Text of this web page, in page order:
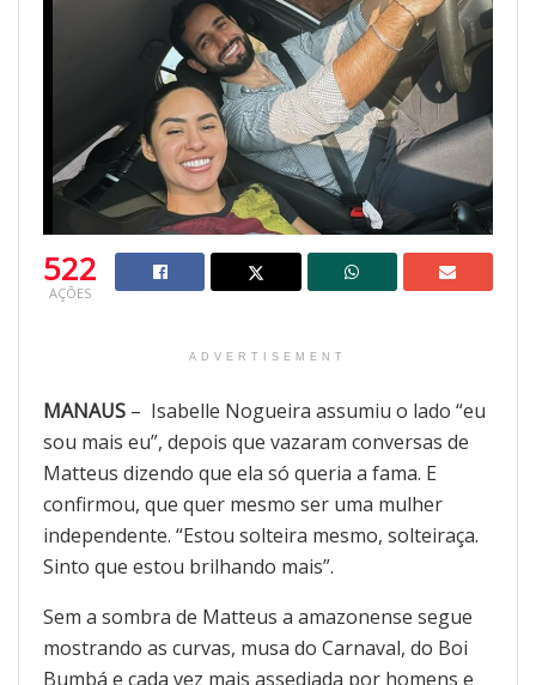
522
AÇÕES
ADVERTISEMENT
MANAUS – Isabelle Nogueira assumiu o lado “eu
sou mais eu”, depois que vazaram conversas de
Matteus dizendo que ela só queria a fama. E
confirmou, que quer mesmo ser uma mulher
independente. “Estou solteira mesmo, solteiraça.
Sinto que estou brilhando mais”.
Sem a sombra de Matteus a amazonense segue
mostrando as curvas, musa do Carnaval, do Boi
Bumbá e cada vez mais assediada por homens e